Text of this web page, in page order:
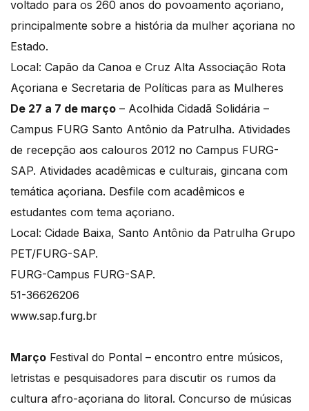
voltado para os 260 anos do povoamento açoriano,
principalmente sobre a história da mulher açoriana no
Estado.
Local: Capão da Canoa e Cruz Alta Associação Rota
Açoriana e Secretaria de Políticas para as Mulheres
De 27 a 7 de março – Acolhida Cidadã Solidária –
Campus FURG Santo Antônio da Patrulha. Atividades
de recepção aos calouros 2012 no Campus FURG-
SAP. Atividades acadêmicas e culturais, gincana com
temática açoriana. Desfile com acadêmicos e
estudantes com tema açoriano.
Local: Cidade Baixa, Santo Antônio da Patrulha Grupo
PET/FURG-SAP.
FURG-Campus FURG-SAP.
51-36626206
www.sap.furg.br
Março Festival do Pontal – encontro entre músicos,
letristas e pesquisadores para discutir os rumos da
cultura afro-açoriana do litoral. Concurso de músicas